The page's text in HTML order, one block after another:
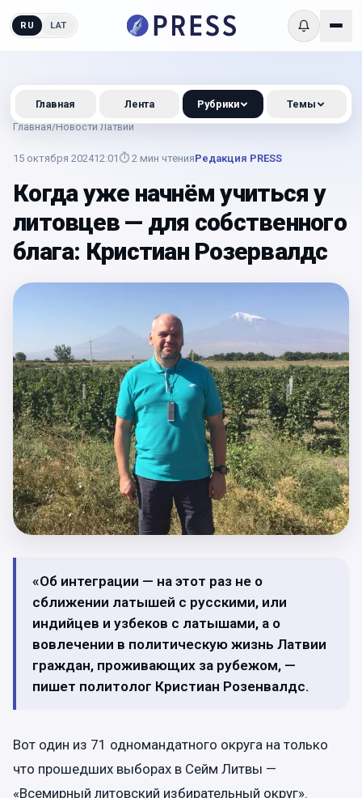
RU LAT
Главная/Новости Латвии
15 октября 202412:01 ⏱ 2 мин чтенияРедакция PRESS
Когда уже начнём учиться у
литовцев — для собственного
блага: Кристиан Розервалдс
«Об интеграции — на этот раз не о
сближении латышей с русскими, или
индийцев и узбеков с латышами, а о
вовлечении в политическую жизнь Латвии
граждан, проживающих за рубежом, —
пишет политолог Кристиан Розенвалдс.
Вот один из 71 одномандатного округа на только
что прошедших выборах в Сейм Литвы —
«Всемирный литовский избирательный округ».
Главная Лента Рубрики Темы